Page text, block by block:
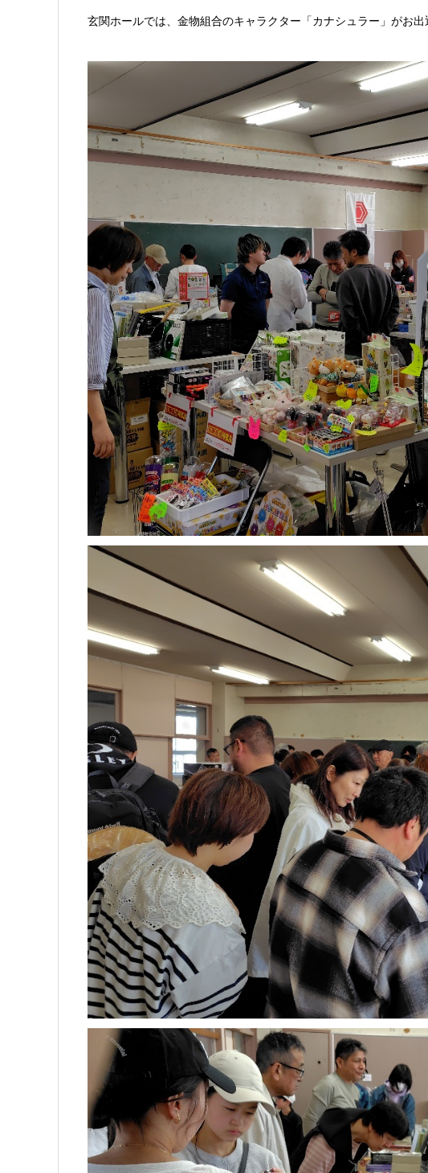
玄関ホールでは、金物組合のキャラクター「カナシュラー」がお